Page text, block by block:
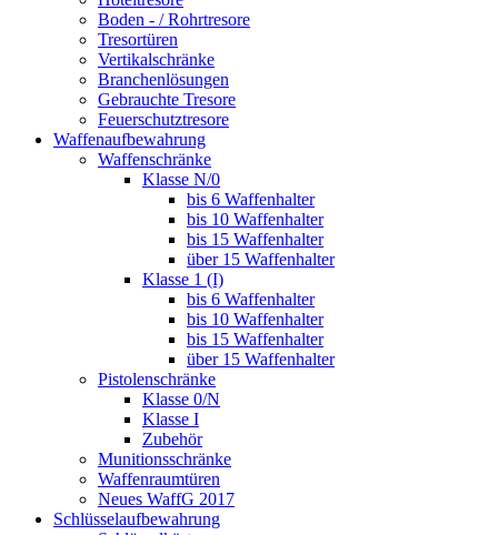
Boden - / Rohrtresore
Tresortüren
Vertikalschränke
Branchenlösungen
Gebrauchte Tresore
Feuerschutztresore
Waffenaufbewahrung
Waffenschränke
Klasse N/0
bis 6 Waffenhalter
bis 10 Waffenhalter
bis 15 Waffenhalter
über 15 Waffenhalter
Klasse 1 (I)
bis 6 Waffenhalter
bis 10 Waffenhalter
bis 15 Waffenhalter
über 15 Waffenhalter
Pistolenschränke
Klasse 0/N
Klasse I
Zubehör
Munitionsschränke
Waffenraumtüren
Neues WaffG 2017
Schlüsselaufbewahrung